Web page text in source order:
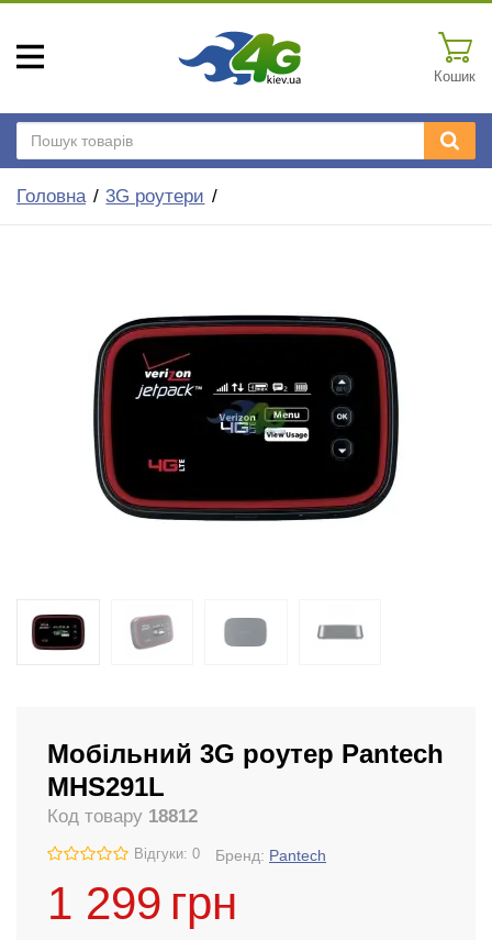
Кошик
Головна 3G роутери
Мобільний 3G роутер Pantech
MHS291L
Код товару 18812
Відгуки: 0 Бренд: Pantech
1 299 грн